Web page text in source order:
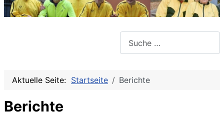
Aktuelle Seite: Startseite Berichte
Berichte